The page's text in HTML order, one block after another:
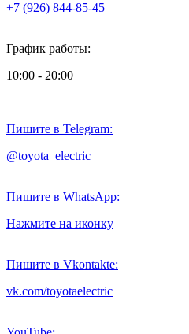
+7 (926) 844-85-45
График работы:
10:00 - 20:00
Пишите в Telegram:
@toyota_electric
Пишите в WhatsApp:
Нажмите на иконку
Пишите в Vkontakte:
vk.com/toyotaelectric